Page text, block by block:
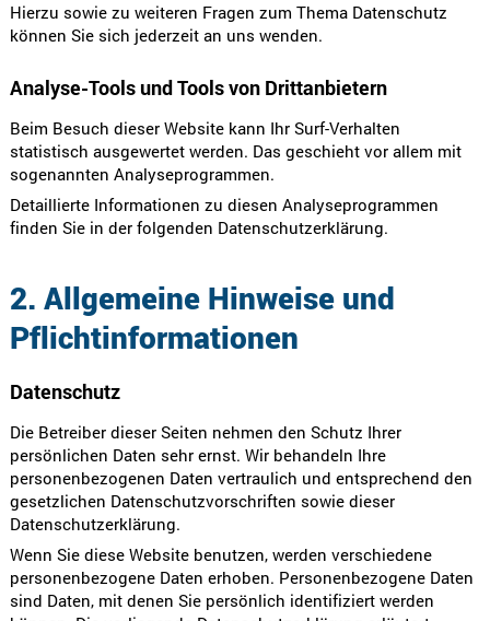
Hierzu sowie zu weiteren Fragen zum Thema Datenschutz
können Sie sich jederzeit an uns wenden.
Analyse-Tools und Tools von Dritt­anbietern
Beim Besuch dieser Website kann Ihr Surf-Verhalten
statistisch ausgewertet werden. Das geschieht vor allem mit
sogenannten Analyseprogrammen.
Detaillierte Informationen zu diesen Analyseprogrammen
finden Sie in der folgenden Datenschutzerklärung.
2. Allgemeine Hinweise und
Pflicht­informationen
Datenschutz
Die Betreiber dieser Seiten nehmen den Schutz Ihrer
persönlichen Daten sehr ernst. Wir behandeln Ihre
personenbezogenen Daten vertraulich und entsprechend den
gesetzlichen Datenschutzvorschriften sowie dieser
Datenschutzerklärung.
Wenn Sie diese Website benutzen, werden verschiedene
personenbezogene Daten erhoben. Personenbezogene Daten
sind Daten, mit denen Sie persönlich identifiziert werden